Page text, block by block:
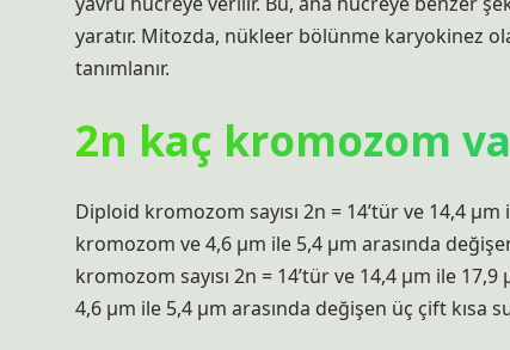
yaratır. Mitozda, nükleer bölünme karyokinez
tanımlanır.
2n kaç kromozom
Diploid kromozom sayısı 2n = 14’tür ve 14,4
kromozom ve 4,6 μm ile 5,4 μm arasında
kromozom sayısı 2n = 14’tür ve 14,4 μm ile
4,6 μm ile 5,4 μm arasında değişen üç çift